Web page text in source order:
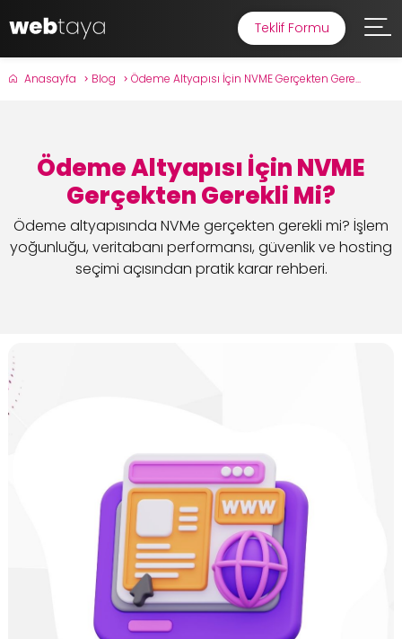
Teklif Formu
Anasayfa Blog Ödeme Altyapısı İçin NVME Gerçekten Gere...
Ödeme Altyapısı İçin NVME
Gerçekten Gerekli Mi?
Ödeme altyapısında NVMe gerçekten gerekli mi? İşlem
yoğunluğu, veritabanı performansı, güvenlik ve hosting
seçimi açısından pratik karar rehberi.